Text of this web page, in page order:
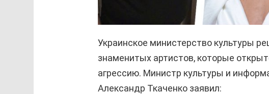
Украинское министерство культуры
знаменитых артистов, которые
агрессию. Министр культуры и
Александр Ткаченко заявил: